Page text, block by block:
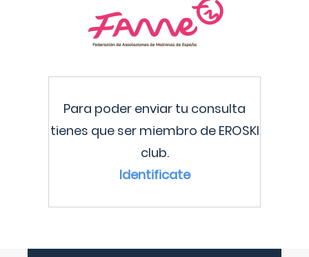
Para poder enviar tu consulta
tienes que ser miembro de EROSKI
club.
Identificate